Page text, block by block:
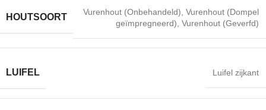
HOUTSOORT
Vurenhout (Onbehandeld) Vurenhout (Dompel
geïmpregneerd) Vurenhout (Geverfd)
LUIFEL Luifel zijkant